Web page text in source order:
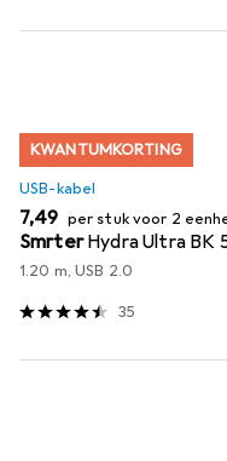
KWANTUMKORTING
USB-kabel
EUR
7,49 per stuk voor 2
Smrter Hydra Ultra BK
1.20 m, USB 2.0
35